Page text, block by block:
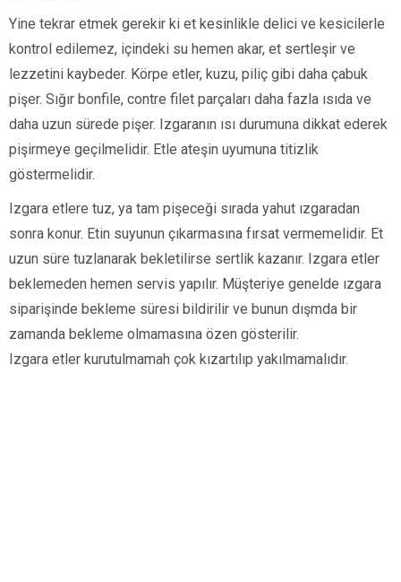
Yine tekrar etmek gerekir ki et kesinlikle delici ve kesicilerle
kontrol edilemez, içindeki su hemen akar, et sertleşir ve
lezzetini kaybeder. Körpe etler, kuzu, piliç gibi daha çabuk
pişer. Sığır bonfile, contre filet parçaları daha fazla ısıda ve
daha uzun sürede pişer. Izgaranın ısı durumuna dikkat ederek
pişirmeye geçilmelidir. Etle ateşin uyumuna titizlik
göstermelidir.
Izgara etlere tuz, ya tam pişeceği sırada yahut ızgaradan
sonra konur. Etin suyunun çıkarmasına fırsat vermemelidir. Et
uzun süre tuzlanarak bekletilirse sertlik kazanır. Izgara etler
beklemeden hemen servis yapılır. Müşteriye genelde ızgara
siparişinde bekleme süresi bildirilir ve bunun dışmda bir
zamanda bekleme olmamasına özen gösterilir.
Izgara etler kurutulmamah çok kızartılıp yakılmamalıdır.